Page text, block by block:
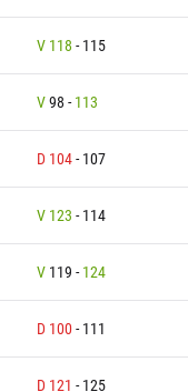
V 118 - 115
V98 - 113
D 104- 107
V 123 - 114
V 119 - 124
D 100- 111
D 121 - 125